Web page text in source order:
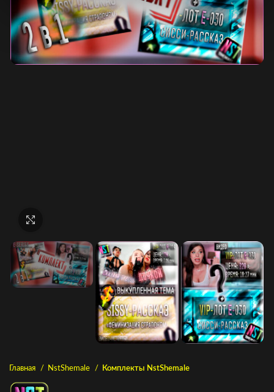
Главная NstShemale Комплекты NstShemale